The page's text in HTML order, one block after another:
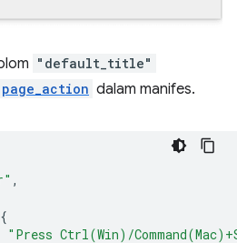
"default_title"
page_action dalam manifes.
,
{
"Press Ctrl(Win)/